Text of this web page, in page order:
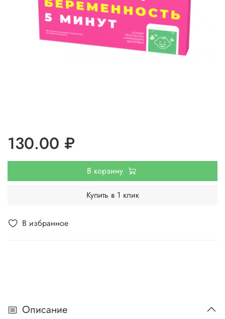
В избранное
130.00 ₽
В корзину
Купить в 1 клик
Описание